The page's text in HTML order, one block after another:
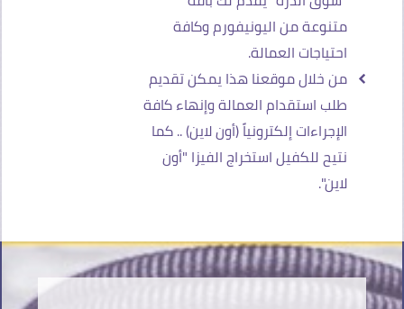
متنوعة من اليونيفورم وكافة
احتياجات العمالة.
من خلال موقعنا هذا يمكن تقديم
طلب استقدام العمالة وإنهاء كافة
الإجراءات إلكترونياً (أون لاين) .. كما
نتيح للكفيل استخراج الفيزا "أون
لاين".